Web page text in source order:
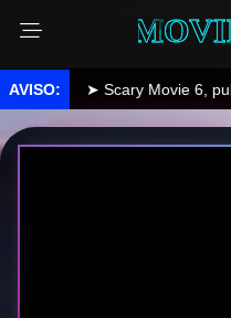
➤ Scary Movie 6, publicado.